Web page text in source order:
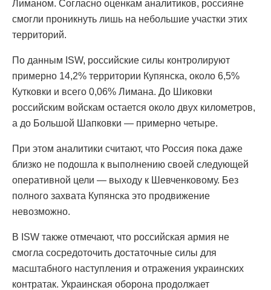
Лиманом. Согласно оценкам аналитиков, россияне
смогли проникнуть лишь на небольшие участки этих
территорий.
По данным ISW, российские силы контролируют
примерно 14,2% территории Купянска, около 6,5%
Кутковки и всего 0,06% Лимана. До Шиковки
российским войскам остается около двух километров,
а до Большой Шапковки — примерно четыре.
При этом аналитики считают, что Россия пока даже
близко не подошла к выполнению своей следующей
оперативной цели — выходу к Шевченковому. Без
полного захвата Купянска это продвижение
невозможно.
В ISW также отмечают, что российская армия не
смогла сосредоточить достаточные силы для
масштабного наступления и отражения украинских
контратак. Украинская оборона продолжает